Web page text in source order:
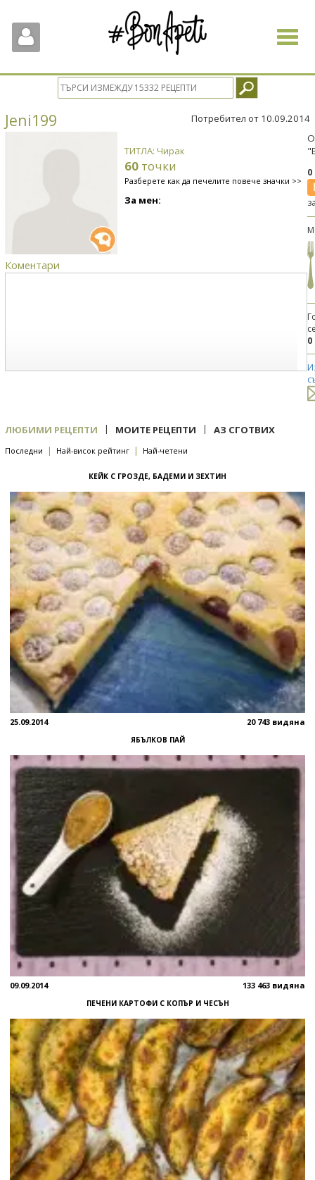
Toggle
Jeni199 Потребител от 10.09.2014
ТИТЛА: Чирак
60 точки
Разберете как да печелите повече значки >>
За мен:
Коментари
0
ЛЮБИМИ РЕЦЕПТИ | МОИТЕ РЕЦЕПТИ | АЗ СГОТВИХ
Последни | Най-висок рейтинг | Най-четени
КЕЙК С ГРОЗДЕ, БАДЕМИ И ЗЕХТИН
25.09.2014 20 743 видяна
ЯБЪЛКОВ ПАЙ
09.09.2014 133 463 видяна
ПЕЧЕНИ КАРТОФИ С КОПЪР И ЧЕСЪН